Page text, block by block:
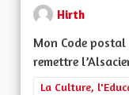
Hirth
Mon Code
remettre
Filtrer les
La Culture,